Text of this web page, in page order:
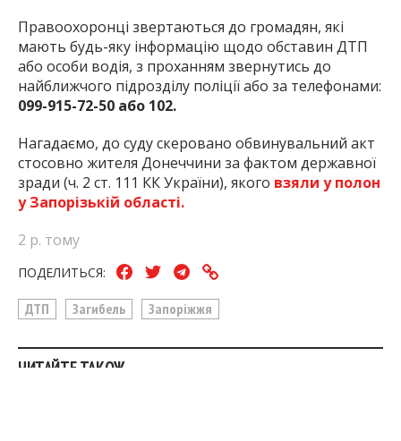
Правоохоронці звертаються до громадян, які
мають будь-яку інформацію щодо обставин ДТП
або особи водія, з проханням звернутись до
найближчого підрозділу поліції або за телефонами:
099-915-72-50 або 102.
Нагадаємо, до суду скеровано обвинувальний акт
стосовно жителя Донеччини за фактом державної
зради (ч. 2 ст. 111 КК України), якого взяли у полон
у Запорізькій області.
2 р. тому
ПОДЕЛИТЬСЯ:
ДТП Загибель Запоріжжя
ЧИТАЙТЕ ТАКОЖ